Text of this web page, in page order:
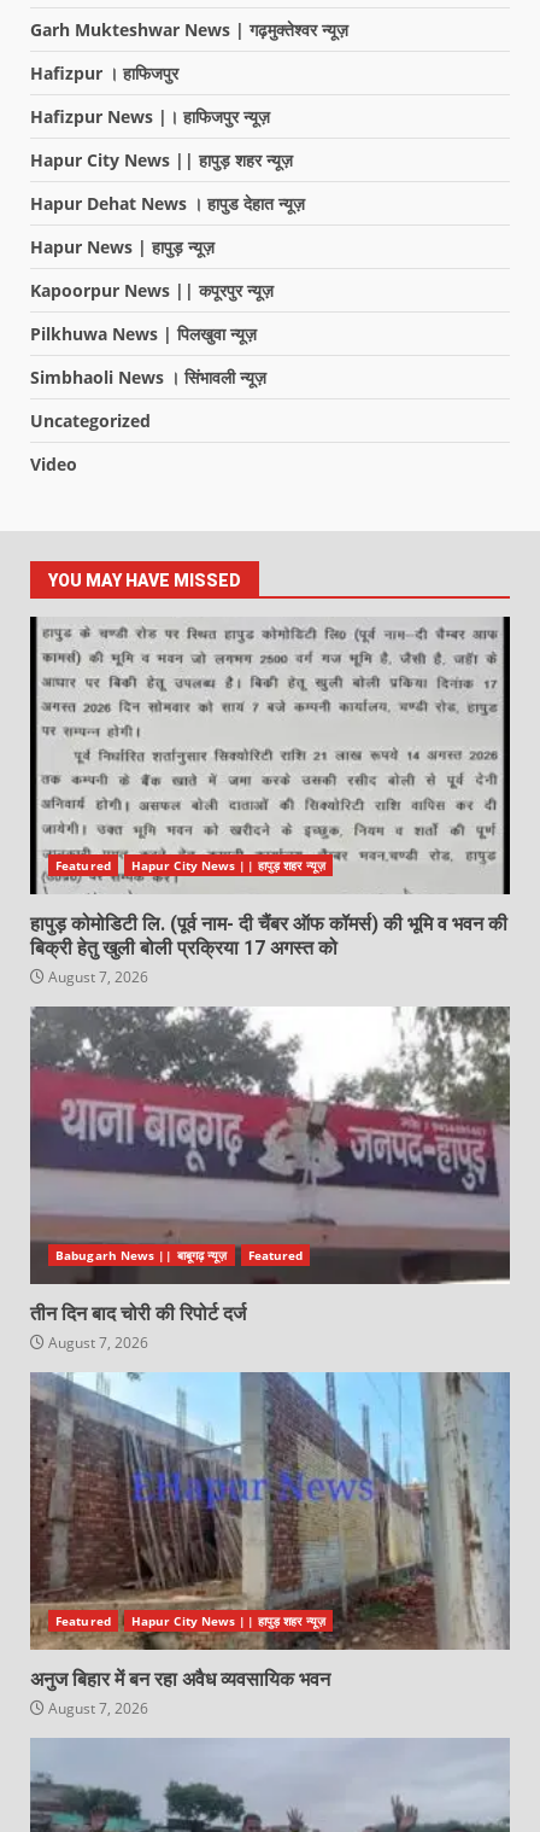
Garh Mukteshwar News | गढ़मुक्तेश्वर न्यूज़
Hafizpur । हाफिजपुर
Hafizpur News |। हाफिजपुर न्यूज़
Hapur City News || हापुड़ शहर न्यूज़
Hapur Dehat News । हापुड देहात न्यूज़
Hapur News | हापुड़ न्यूज़
Kapoorpur News || कपूरपुर न्यूज़
Pilkhuwa News | पिलखुवा न्यूज़
Simbhaoli News । सिंभावली न्यूज़
Uncategorized
Video
YOU MAY HAVE MISSED
Featured Hapur City News || हापुड़ शहर न्यूज़
हापुड़ कोमोडिटी लि. (पूर्व नाम- दी चैंबर ऑफ कॉमर्स) की भूमि व भवन की
बिक्री हेतु खुली बोली प्रक्रिया 17 अगस्त को
August 7, 2026
Babugarh News || बाबूगढ़ न्यूज़ Featured
तीन दिन बाद चोरी की रिपोर्ट दर्ज
August 7, 2026
Featured Hapur City News || हापुड़ शहर न्यूज़
अनुज बिहार में बन रहा अवैध व्यवसायिक भवन
August 7, 2026